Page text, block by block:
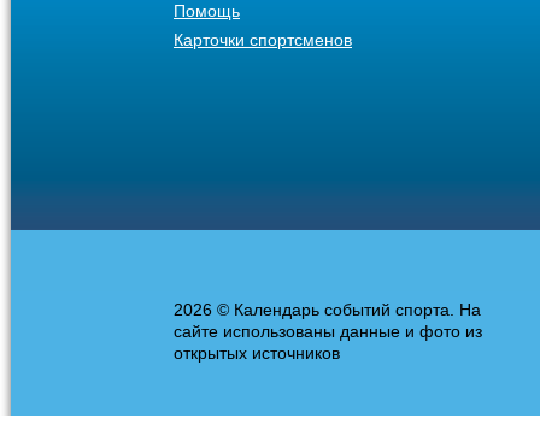
Помощь
Карточки спортсменов
2026 © Календарь событий спорта. На
сайте использованы данные и фото из
открытых источников